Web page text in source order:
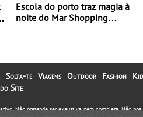
Escola do porto traz magia à
noite do Mar Shopping
Solta-te Viagens Outdoor Fashion
Site
Não pretende ser exaustiva nem completa. Não